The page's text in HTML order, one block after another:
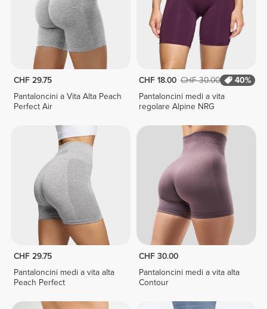
CHF 29.75
Pantaloncini a Vita Alta Peach
Perfect Air
CHF 18.00 CHF 30.00
40%
Pantaloncini medi a vita
regolare Alpine NRG
CHF 29.75
Pantaloncini medi a vita alta
Peach Perfect
CHF 30.00
Pantaloncini medi a vita alta
Contour